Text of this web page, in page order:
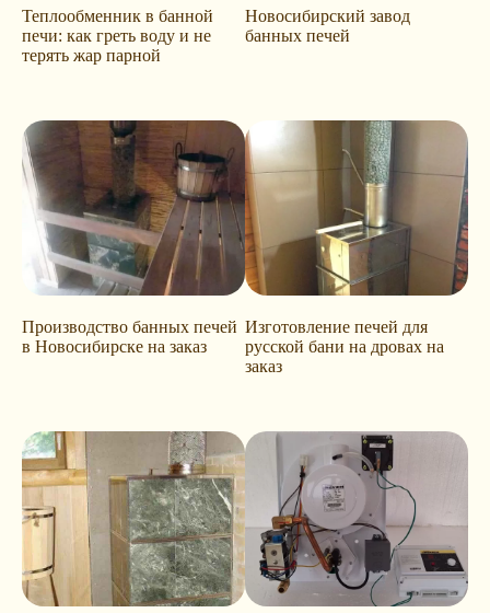
Теплообменник в банной
печи: как греть воду и не
терять жар парной
Новосибирский завод
банных печей
Производство банных печей
в Новосибирске на заказ
Изготовление печей для
русской бани на дровах на
заказ